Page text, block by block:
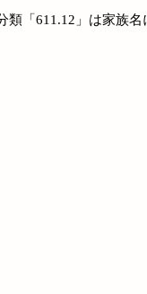
類「611.12」は家族